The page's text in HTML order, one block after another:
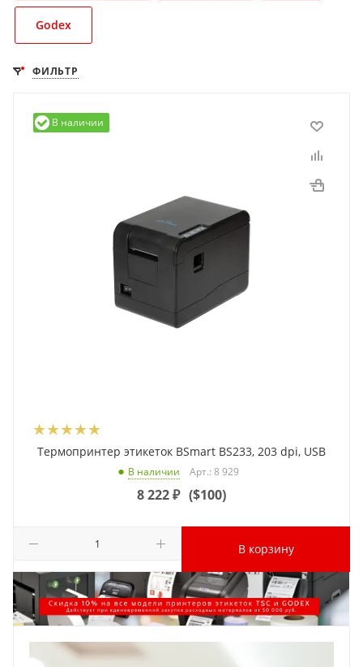
Godex
ФИЛЬТР
В наличии
Термопринтер этикеток BSmart BS233, 203 dpi, USB
В наличии Арт.: 8 929
8 222₽ ($100)
В корзину